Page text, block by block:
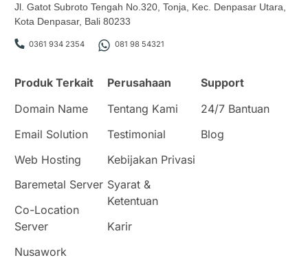
Jl. Gatot Subroto Tengah No.320, Tonja, Kec. Denpasar Utara,
Kota Denpasar, Bali 80233
0361 934 2354 081 98 54321
Produk Terkait
Domain Name
Email Solution
Web Hosting
Baremetal Server
Co-Location
Server
Nusawork
Perusahaan
Tentang Kami
Testimonial
Kebijakan Privasi
Syarat &
Ketentuan
Karir
Support
24/7 Bantuan
Blog